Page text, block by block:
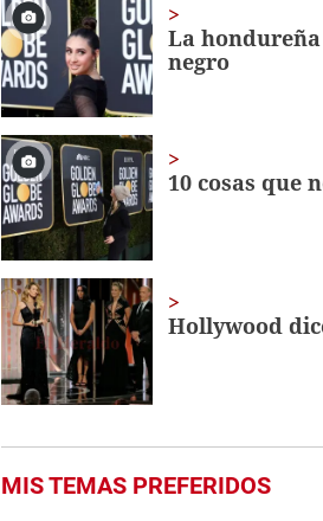
minutes,
6
secondsVolume
0%
La
negro
10 cosas que
Hollywood
MIS TEMAS PREFERIDOS